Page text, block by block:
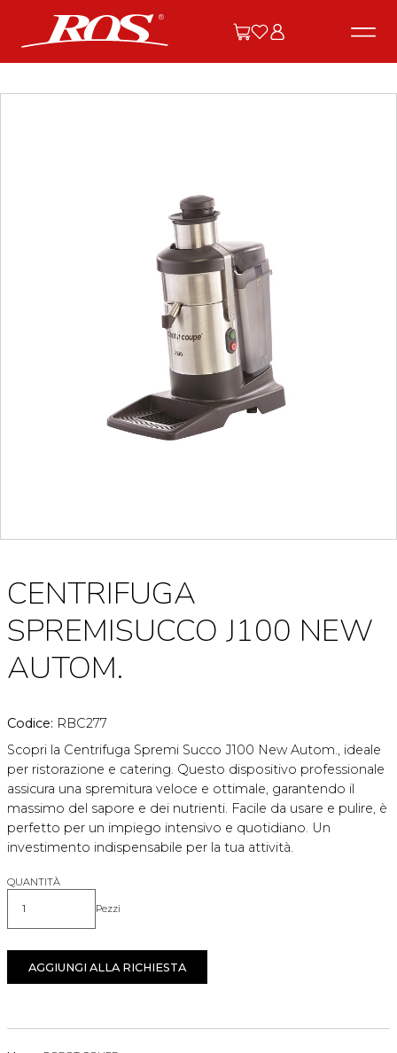
CENTRIFUGA
SPREMISUCCO J100 NEW
AUTOM.
Codice: RBC277
Scopri la Centrifuga Spremi Succo J100 New Autom., ideale
per ristorazione e catering. Questo dispositivo professionale
assicura una spremitura veloce e ottimale, garantendo il
massimo del sapore e dei nutrienti. Facile da usare e pulire, è
perfetto per un impiego intensivo e quotidiano. Un
investimento indispensabile per la tua attività.
QUANTITÀ
Quantità Pezzi
AGGIUNGI ALLA RICHIESTA